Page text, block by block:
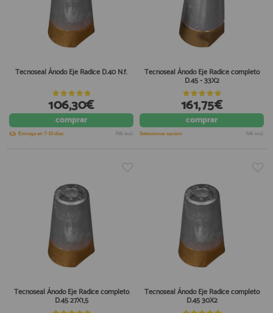
Tecnoseal Ánodo Eje Radice D.40 N.f.
106,30€
comprar
Entrega en 7-10 días IVA incl.
Tecnoseal Ánodo Eje Radice completo
D.45 - 33X2
161,75€
comprar
Seleccionar opción IVA incl.
Tecnoseal Ánodo Eje Radice completo
D.45 27X1,5
Tecnoseal Ánodo Eje Radice completo
D.45 30X2